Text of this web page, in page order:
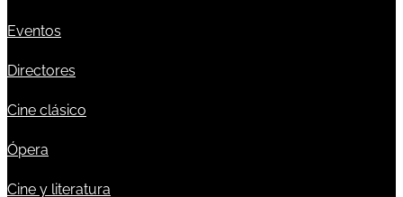
Eventos
Directores
Cine clásico
Ópera
Cine y literatura